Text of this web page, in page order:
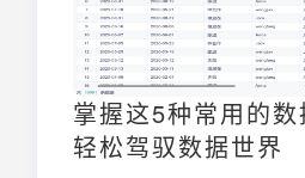
掌握这5种常用的数
轻松驾驭数据世界